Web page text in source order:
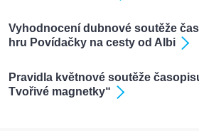
Vyhodnocení dubnové soutěže
hru Povídačky na cesty od Albi
Pravidla květnové soutěže
Tvořivé magnetky“